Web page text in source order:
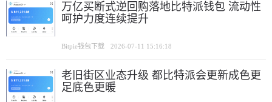
万亿买断式逆回购落地比特派钱包 流动性
呵护力度连续提升
Bitpie钱包下载 2026-07-11 15:16:18
老旧街区业态升级 都比特派会更新成色更
足底色更暖